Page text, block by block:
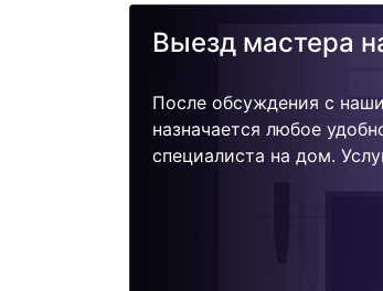
Выезд мастера
После обсуждения с
назначается любое
специалиста на дом.